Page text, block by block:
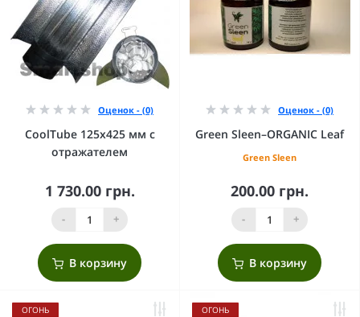
Оценок - (0)
CoolTube 125х425 мм с
отражателем
1 730.00 грн.
- +
В корзину
Оценок - (0)
Green Sleen–ORGANIC Leaf
Green Sleen
200.00 грн.
- +
В корзину
ОГОНЬ
ОГОНЬ